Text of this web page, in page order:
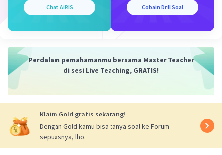
Chat AiRIS Cobain Drill Soal
Perdalam pemahamanmu bersama Master Teacher
di sesi Live Teaching, GRATIS!
Klaim Gold gratis sekarang!
Dengan Gold kamu bisa tanya soal ke Forum
sepuasnya, lho.